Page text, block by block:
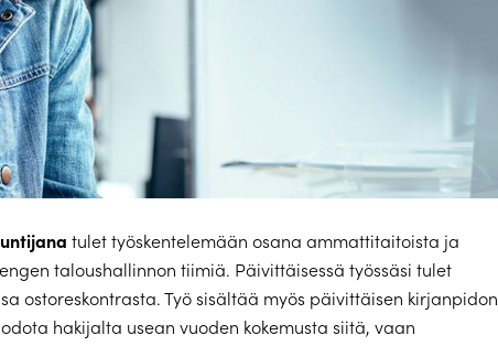
tulet työskentelemään osana ammattitaitoista ja
taloushallinnon tiimiä. Päivittäisessä työssäsi tulet
ostoreskontrasta. Työ sisältää myös päivittäisen kirjanpidon
hakijalta usean vuoden kokemusta siitä, vaan